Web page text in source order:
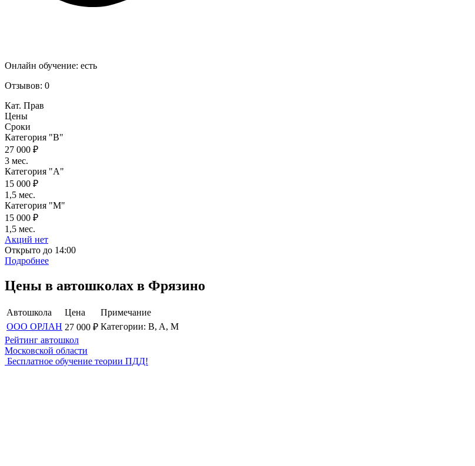
Онлайн обучение: есть
Отзывов: 0
Кат. Прав
Цены
Сроки
Категория "B"
27 000 ₽
3 мес.
Категория "A"
15 000 ₽
1,5 мес.
Категория "M"
15 000 ₽
1,5 мес.
Акций нет
Открыто до 14:00
Подробнее
Цены в автошколах в Фрязино
Автошкола Цена
Примечание
ООО ОРЛАН 27 000 ₽ Категории: B, A, M
Рейтинг автошкол
Московской области
Бесплатное обучение теории ПДД!